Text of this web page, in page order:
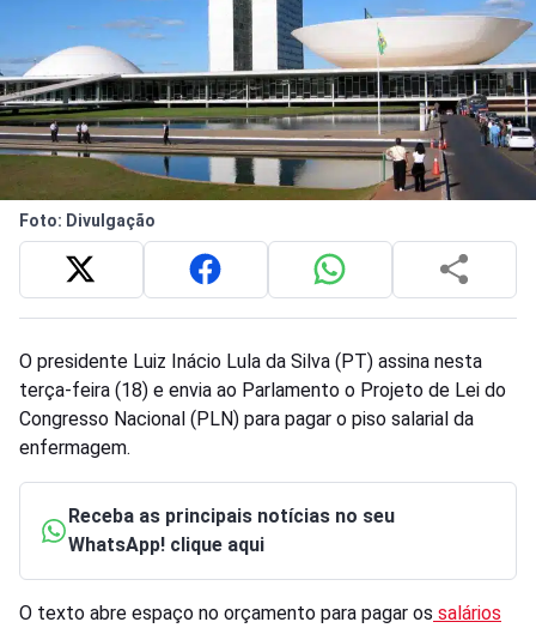
Foto: Divulgação
O presidente Luiz Inácio Lula da Silva (PT) assina nesta
terça-feira (18) e envia ao Parlamento o Projeto de Lei do
Congresso Nacional (PLN) para pagar o piso salarial da
enfermagem.
Receba as principais notícias no seu
WhatsApp! clique aqui
O texto abre espaço no orçamento para pagar os salários